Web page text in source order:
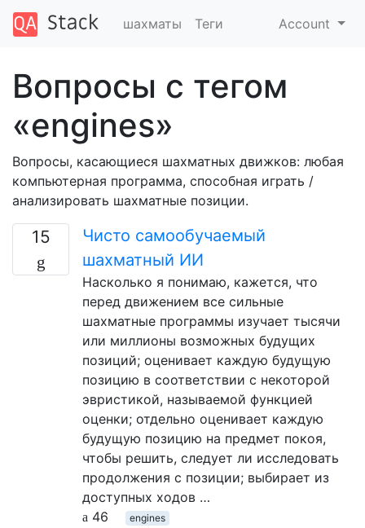
шахматы Теги Account
Вопросы с тегом
«engines»
Вопросы, касающиеся шахматных движков: любая
компьютерная программа, способная играть /
анализировать шахматные позиции.
15
Чисто самообучаемый
шахматный ИИ
Насколько я понимаю, кажется, что
перед движением все сильные
шахматные программы изучает тысячи
или миллионы возможных будущих
позиций; оценивает каждую будущую
позицию в соответствии с некоторой
эвристикой, называемой функцией
оценки; отдельно оценивает каждую
будущую позицию на предмет покоя,
чтобы решить, следует ли исследовать
продолжения с позиции; выбирает из
доступных ходов …
46
engines